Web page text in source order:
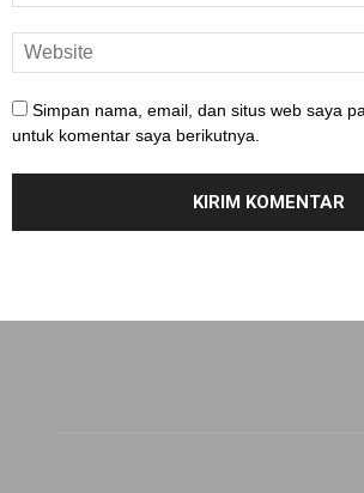
Simpan nama, email, dan situs web saya
untuk komentar saya berikutnya.